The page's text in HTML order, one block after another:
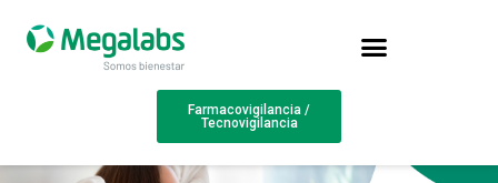
Farmacovigilancia /
Tecnovigilancia